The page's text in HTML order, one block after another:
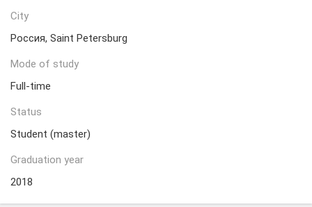
City
Россия, Saint Petersburg
Mode of study
Full-time
Status
Student (master)
Graduation year
2018